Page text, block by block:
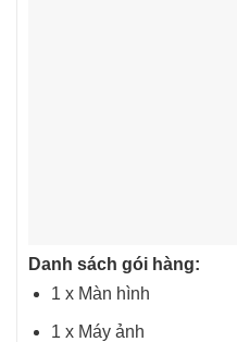
Danh sách gói hàng:
1 x Màn hình
1 x Máy ảnh